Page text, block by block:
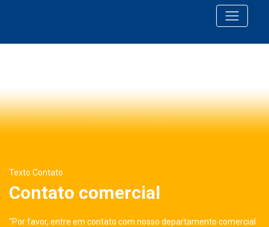
Texto Contato
Contato comercial
“Por favor, entre em contato com nosso departamento comercial